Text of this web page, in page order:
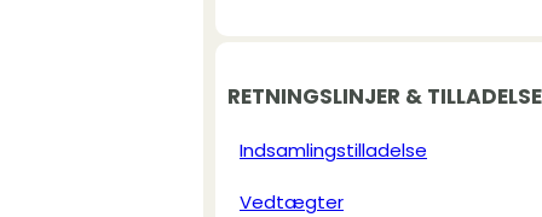
RETNINGSLINJER &
Indsamlingstilladelse
Vedtægter